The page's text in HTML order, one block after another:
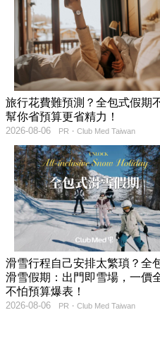
旅行花費難預測？全包式假期
幫你省預算更省精力！
PR・Club Med Taiwan
2026-08-06
滑雪行程自己安排太繁瑣？全
滑雪假期：出門即雪場，一價
不怕預算爆表！
PR・Club Med Taiwan
2026-08-06